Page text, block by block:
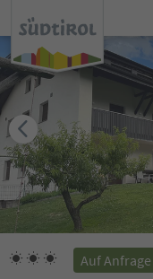
Auf Anfrage